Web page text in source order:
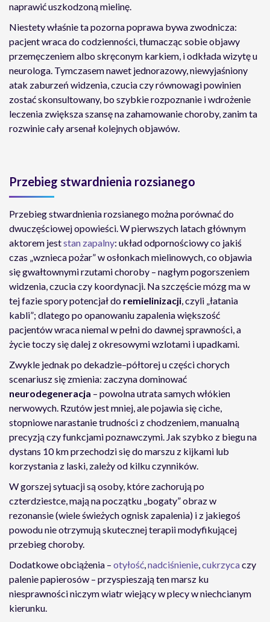
naprawić uszkodzoną mielinę.
Niestety właśnie ta pozorna poprawa bywa zwodnicza:
pacjent wraca do codzienności, tłumacząc sobie objawy
przemęczeniem albo skręconym karkiem, i odkłada wizytę u
neurologa. Tymczasem nawet jednorazowy, niewyjaśniony
atak zaburzeń widzenia, czucia czy równowagi powinien
zostać skonsultowany, bo szybkie rozpoznanie i wdrożenie
leczenia zwiększa szansę na zahamowanie choroby, zanim ta
rozwinie cały arsenał kolejnych objawów.
Przebieg stwardnienia rozsianego
Przebieg stwardnienia rozsianego można porównać do
dwuczęściowej opowieści. W pierwszych latach głównym
aktorem jeststan zapalny: układ odpornościowy co jakiś
czas „wznieca pożar” w osłonkach mielinowych, co objawia
się gwałtownymi rzutami choroby – nagłym pogorszeniem
widzenia, czucia czy koordynacji. Na szczęście mózg ma w
tej fazie spory potencjał do remielinizacji, czyli „łatania
kabli”; dlatego po opanowaniu zapalenia większość
pacjentów wraca niemal w pełni do dawnej sprawności, a
życie toczy się dalej z okresowymi wzlotami i upadkami.
Zwykle jednak po dekadzie–półtorej u części chorych
scenariusz się zmienia: zaczyna dominować
neurodegeneracja – powolna utrata samych włókien
nerwowych. Rzutów jest mniej, ale pojawia się ciche,
stopniowe narastanie trudności z chodzeniem, manualną
precyzją czy funkcjami poznawczymi. Jak szybko z biegu na
dystans 10 km przechodzi się do marszu z kijkami lub
korzystania z laski, zależy od kilku czynników.
W gorszej sytuacji są osoby, które zachorują po
czterdziestce, mają na początku „bogaty” obraz w
rezonansie (wiele świeżych ognisk zapalenia) i z jakiegoś
powodu nie otrzymują skutecznej terapii modyfikującej
przebieg choroby.
Dodatkowe obciążenia – otyłość,nadciśnienie,cukrzycaczy
palenie papierosów – przyspieszają ten marsz ku
niesprawności niczym wiatr wiejący w plecy w niechcianym
kierunku.